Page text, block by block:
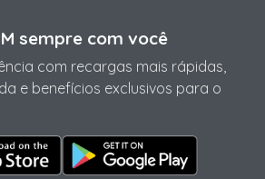
sempre com você
com recargas mais rápidas,
e benefícios exclusivos para o